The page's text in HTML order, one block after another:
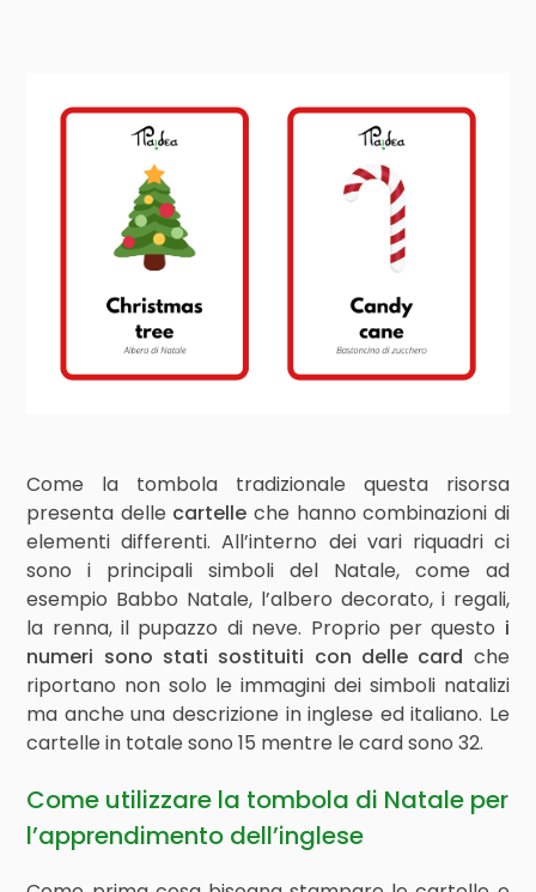
Come la tombola tradizionale questa risorsa
presenta delle cartelle che hanno combinazioni di
elementi differenti. All’interno dei vari riquadri ci
sono i principali simboli del Natale, come ad
esempio Babbo Natale, l’albero decorato, i regali,
la renna, il pupazzo di neve. Proprio per questo i
numeri sono stati sostituiti con delle card che
riportano non solo le immagini dei simboli natalizi
ma anche una descrizione in inglese ed italiano. Le
cartelle in totale sono 15 mentre le card sono 32.
Come utilizzare la tombola di Natale per
l’apprendimento dell’inglese